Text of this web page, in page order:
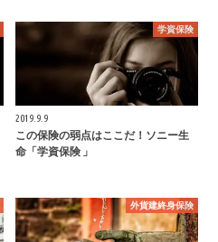
学資保険
2019.9.9
この保険の弱点はここだ！ソニー生
命「学資保険 」
外貨建終身保険